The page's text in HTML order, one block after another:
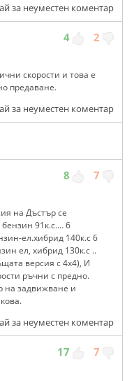
за неуместен коментар
4 2
скорости и това е
предаване.
за неуместен коментар
8 7
на Дъстър се
91к.с.... 6
ел.хибрид 140к.с 6
ел, хибрид 130к.с ..
версия с 4х4), И
ръчни с предно.
на задвижване и
за неуместен коментар
17 7